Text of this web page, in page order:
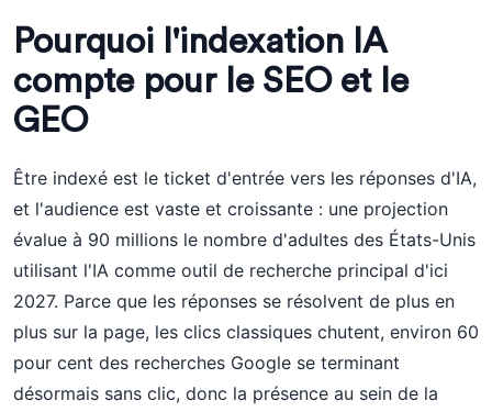
Pourquoi l'indexation IA
compte pour le SEO et le
GEO
Être indexé est le ticket d'entrée vers les réponses d'IA,
et l'audience est vaste et croissante : une projection
évalue à 90 millions le nombre d'adultes des États-Unis
utilisant l'IA comme outil de recherche principal d'ici
2027. Parce que les réponses se résolvent de plus en
plus sur la page, les clics classiques chutent, environ 60
pour cent des recherches Google se terminant
désormais sans clic, donc la présence au sein de la